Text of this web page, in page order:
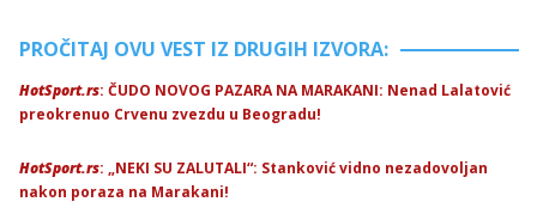
PROČITAJ OVU VEST IZ DRUGIH IZVORA:
HotSport.rs: ČUDO NOVOG PAZARA NA MARAKANI: Nenad Lalatović
preokrenuo Crvenu zvezdu u Beogradu!
HotSport.rs: „NEKI SU ZALUTALI“: Stanković vidno nezadovoljan
nakon poraza na Marakani!